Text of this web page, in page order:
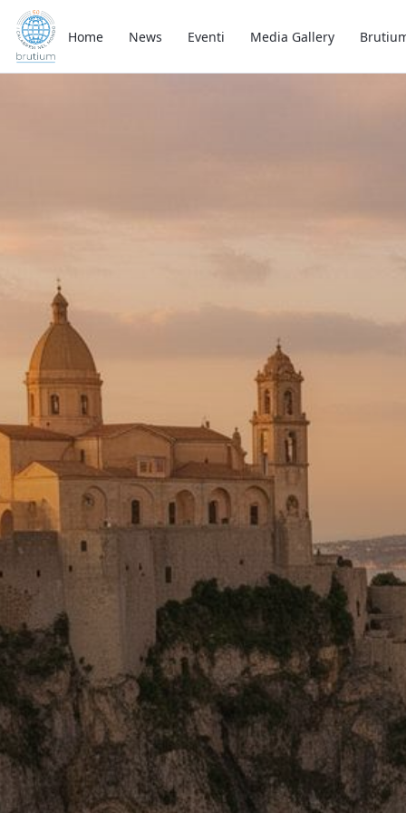
Home News Eventi Media Gallery